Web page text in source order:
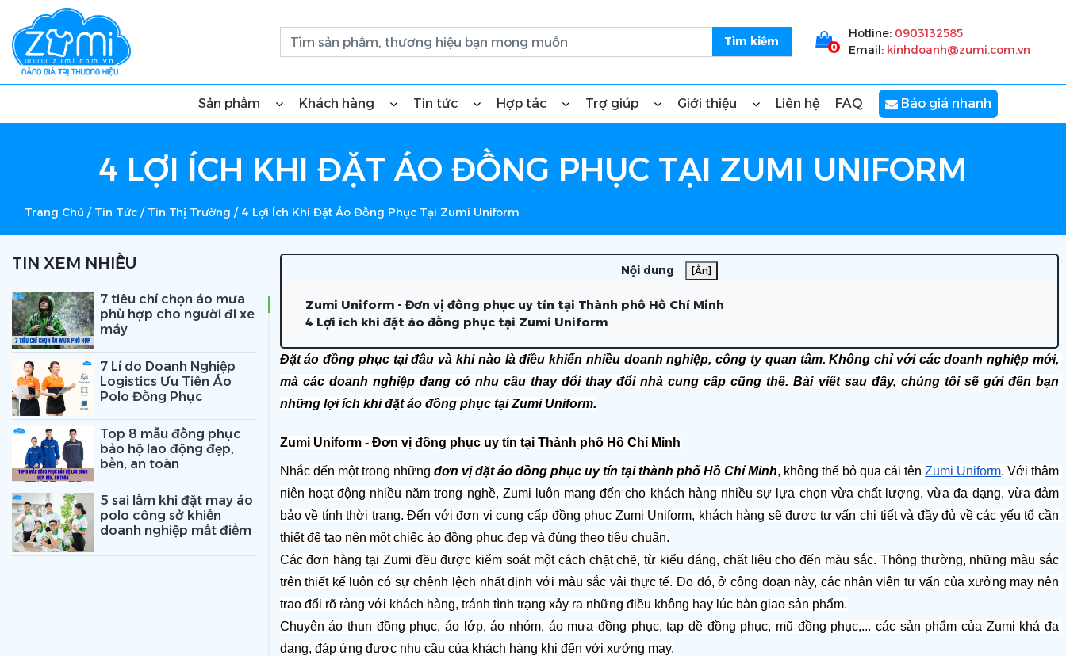
0
Hotline: 0903132585
Email: kinhdoanh@zumi.com.vn
Sản phẩm Khách hàng Tin tức Hợp tác Trợ giúp Giới thiệu Liên hệ FAQ Báo giá nhanh
4 LỢI ÍCH KHI ĐẶT ÁO ĐỒNG PHỤC TẠI ZUMI UNIFORM
Trang Chủ / Tin Tức / Tin Thị Trường / 4 Lợi Ích Khi Đặt Áo Đồng Phục Tại Zumi Uniform
TIN XEM NHIỀU
7 tiêu chí chọn áo mưa
phù hợp cho người đi xe
máy
7 Lí do Doanh Nghiệp
Logistics Ưu Tiên Áo
Polo Đồng Phục
Top 8 mẫu đồng phục
bảo hộ lao động đẹp,
bền, an toàn
5 sai lầm khi đặt may áo
polo công sở khiến
doanh nghiệp mất điểm
Nội dung [Ẩn]
Zumi Uniform - Đơn vị đồng phục uy tín tại Thành phố Hồ Chí Minh
4 Lợi ích khi đặt áo đồng phục tại Zumi Uniform
Đặt áo đồng phục tại đâu và khi nào là điều khiến nhiều doanh nghiệp, công ty quan tâm. Không chỉ với các doanh nghiệp mới,
mà các doanh nghiệp đang có nhu cầu thay đổi thay đổi nhà cung cấp cũng thế. Bài viết sau đây, chúng tôi sẽ gửi đến bạn
những lợi ích khi đặt áo đồng phục tại Zumi Uniform.
Zumi Uniform - Đơn vị đồng phục uy tín tại Thành phố Hồ Chí Minh
Nhắc đến một trong những đơn vị đặt áo đồng phục uy tín tại thành phố Hồ Chí Minh, không thể bỏ qua cái tên Zumi Uniform. Với thâm
niên hoạt động nhiều năm trong nghề, Zumi luôn mang đến cho khách hàng nhiều sự lựa chọn vừa chất lượng, vừa đa dạng, vừa đảm
bảo về tính thời trang. Đến với đơn vị cung cấp đồng phục Zumi Uniform, khách hàng sẽ được tư vấn chi tiết và đầy đủ về các yếu tố cần
thiết để tạo nên một chiếc áo đồng phục đẹp và đúng theo tiêu chuẩn.
Các đơn hàng tại Zumi đều được kiểm soát một cách chặt chẽ, từ kiểu dáng, chất liệu cho đến màu sắc. Thông thường, những màu sắc
trên thiết kế luôn có sự chênh lệch nhất định với màu sắc vải thực tế. Do đó, ở công đoạn này, các nhân viên tư vấn của xưởng may nên
trao đổi rõ ràng với khách hàng, tránh tình trạng xảy ra những điều không hay lúc bàn giao sản phẩm.
Chuyên áo thun đồng phục, áo lớp, áo nhóm, áo mưa đồng phục, tạp dề đồng phục, mũ đồng phục,... các sản phẩm của Zumi khá đa
dạng, đáp ứng được nhu cầu của khách hàng khi đến với xưởng may.